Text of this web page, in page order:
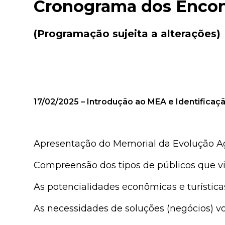
Cronograma dos
(Programação sujeita a alterações)
17/02/2025 – Introdução ao MEA e
Apresentação do Memorial da Evolução
Compreensão dos tipos de públicos que
As potencialidades econômicas e
As necessidades de soluções (negócios)